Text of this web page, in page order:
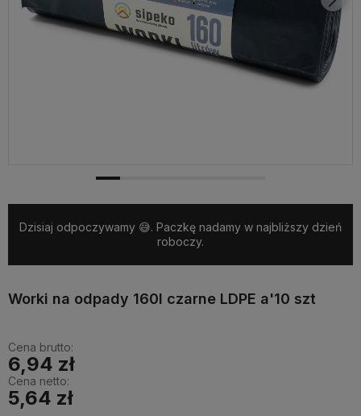
Dzisiaj odpoczywamy 😅. Paczkę nadamy w najbliższy dzień
roboczy.
Worki na odpady 160l czarne LDPE a'10 szt
Cena brutto:
6,94 zł
Cena netto:
5,64 zł